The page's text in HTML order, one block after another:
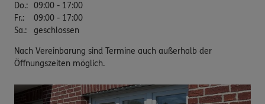
Do.: 09:00 - 17:00
Fr.:
09:00 - 17:00
Sa.: geschlossen
Nach Vereinbarung sind Termine auch außerhalb der
Öffnungszeiten möglich.